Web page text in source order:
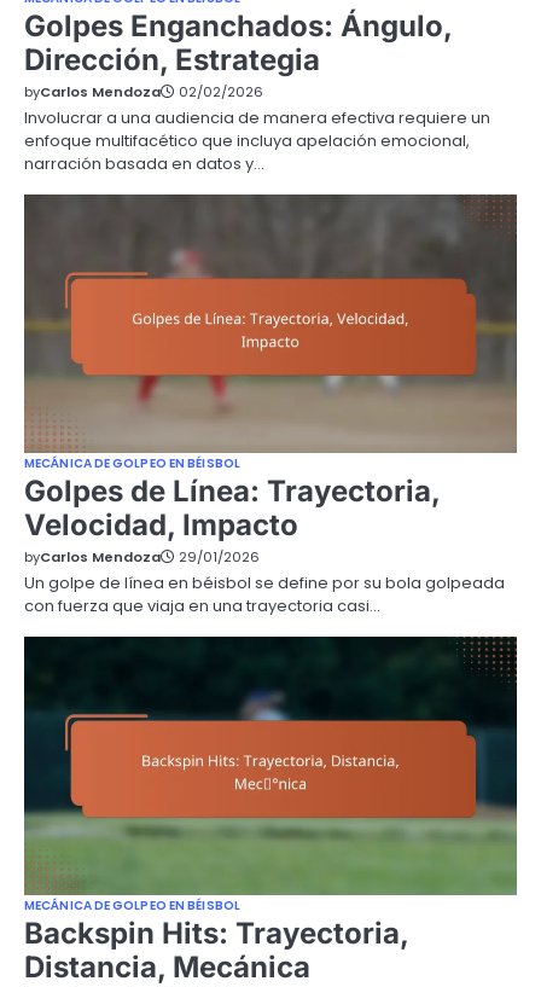
Golpes Enganchados: Ángulo,
Dirección, Estrategia
byCarlos Mendoza 02/02/2026
Involucrar a una audiencia de manera efectiva requiere un
enfoque multifacético que incluya apelación emocional,
narración basada en datos y…
MECÁNICA DE GOLPEO EN BÉISBOL
Golpes de Línea: Trayectoria,
Velocidad, Impacto
byCarlos Mendoza 29/01/2026
Un golpe de línea en béisbol se define por su bola golpeada
con fuerza que viaja en una trayectoria casi…
MECÁNICA DE GOLPEO EN BÉISBOL
Backspin Hits: Trayectoria,
Distancia, Mecánica